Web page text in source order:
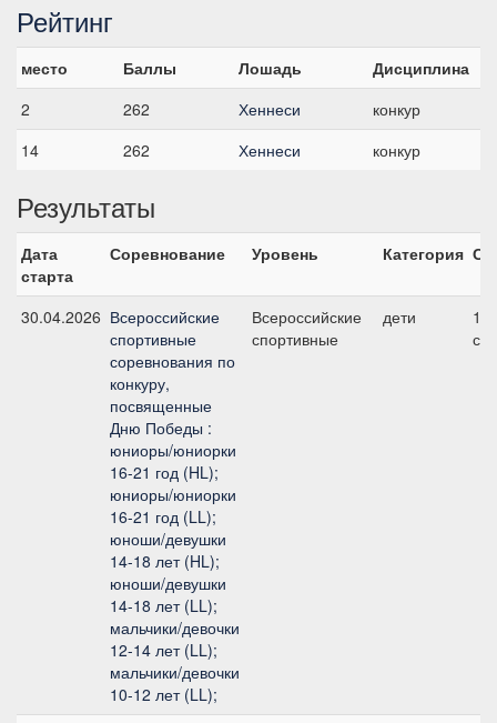
Рейтинг
место Баллы Лошадь
Дисциплина
2
262 Хеннеси
конкур
14
262 Хеннеси конкур
Результаты
Дата
старта
Соревнование Уровень Категория
30.04.2026 Всероссийские
спортивные
соревнования по
конкуру,
посвященные
Дню Победы :
юниоры/юниорки
16-21 год (HL);
юниоры/юниорки
16-21 год (LL);
юноши/девушки
14-18 лет (HL);
юноши/девушки
14-18 лет (LL);
мальчики/девочки
12-14 лет (LL);
мальчики/девочки
10-12 лет (LL);
Всероссийские
спортивные
дети
1,
см